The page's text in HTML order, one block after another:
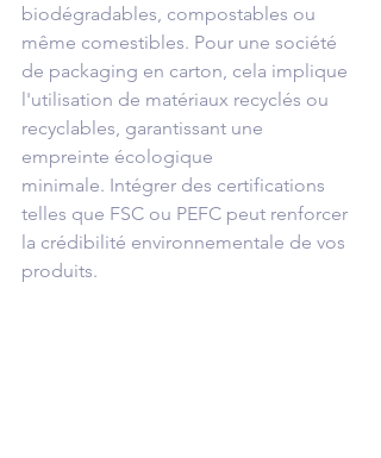
biodégradables, compostables ou
même comestibles. Pour une société
de packaging en carton, cela implique
l'utilisation de matériaux recyclés ou
recyclables, garantissant une
empreinte écologique
minimale. Intégrer des certifications
telles que FSC ou PEFC peut renforcer
la crédibilité environnementale de vos
produits.